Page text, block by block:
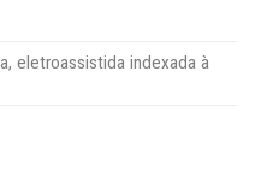
eletroassistida indexada à